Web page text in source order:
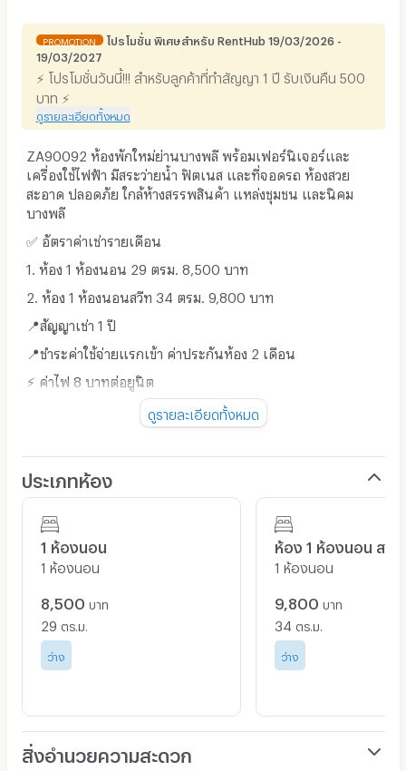
PROMOTION
โปรโมชั่น พิเศษสำหรับ RentHub 19/03/2026 -
19/03/2027
⚡ โปรโมชั่นวันนี้!!! สำหรับลูกค้าที่ทำสัญญา 1 ปี รับเงินคืน 500
บาท ⚡
ดูรายละเอียดทั้งหมด
ZA90092 ห้องพักใหม่ย่านบางพลี พร้อมเฟอร์นิเจอร์และ
เครื่องใช้ไฟฟ้า มีสระว่ายน้ำ ฟิตเนส และที่จอดรถ ห้องสวย
สะอาด ปลอดภัย ใกล้ห้างสรรพสินค้า แหล่งชุมชน และนิคม
บางพลี
✅ อัตราค่าเช่ารายเดือน
1. ห้อง 1 ห้องนอน 29 ตรม. 8,500 บาท
2. ห้อง 1 ห้องนอนสวีท 34 ตรม. 9,800 บาท
📍สัญญาเช่า 1 ปี
📍ชำระค่าใช้จ่ายแรกเข้า ค่าประกันห้อง 2 เดือน
⚡️ ค่าไฟ 8 บาทต่อยูนิต
🏍️ มอเตอร์ไซค์ 1,000 บาท/คัน
❌ ห้ามเลี้ยงสัตว์ ห้ามสูบบุหรี่ภายในห้อง
☎️ สนใจสอบถามห้องพัก หรือ นัดหมายเข้าดูห้อง (จันทร์ - เสาร์
โทร. 02-026-6941
Line:@zimple_asset ( )
- สนามบินสุวรรณภูมิ 25.7 km
ดูรายละเอียดทั้งหมด
ประเภทห้อง
1 ห้องนอน
1 ห้องนอน
8,500 บาท
29 ตร.ม.
ว่าง
ห้อง 1 ห้องนอน สวีท
1 ห้องนอน
9,800 บาท
34 ตร.ม.
ว่าง
สิ่งอำนวยความสะดวก